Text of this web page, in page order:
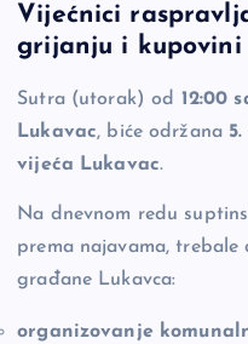
c
e
b
o
o
k
p
y
Li
n
k
se
n
g
er
er
Vijećnici
grijanju i kupovini
Sutra (utorak) od 12:00
Lukavac, biće održana
vijeća Lukavac.
Na dnevnom redu
prema najavama,
građane Lukavca:
organizovanje